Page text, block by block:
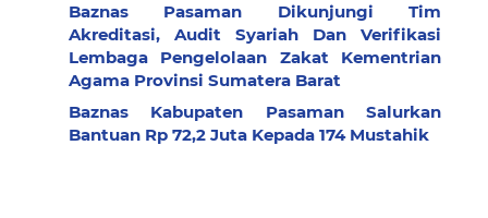
Baznas Pasaman Dikunjungi Tim
Akreditasi, Audit Syariah Dan Verifikasi
Lembaga Pengelolaan Zakat Kementrian
Agama Provinsi Sumatera Barat
Baznas Kabupaten Pasaman Salurkan
Bantuan Rp 72,2 Juta Kepada 174 Mustahik